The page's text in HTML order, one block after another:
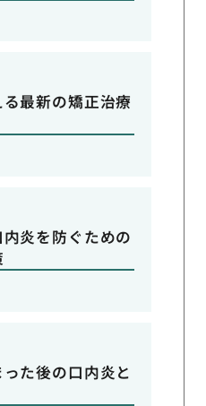
最新の矯正治療
炎を防ぐための
た後の口内炎と